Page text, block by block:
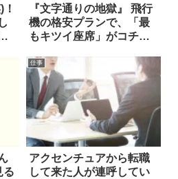
『文字通りの地獄』 飛行
機の格安プランで、「最
もキツイ座席」がコチ
る
仕事
アクセンチュアから転職
して来た人が連呼してい